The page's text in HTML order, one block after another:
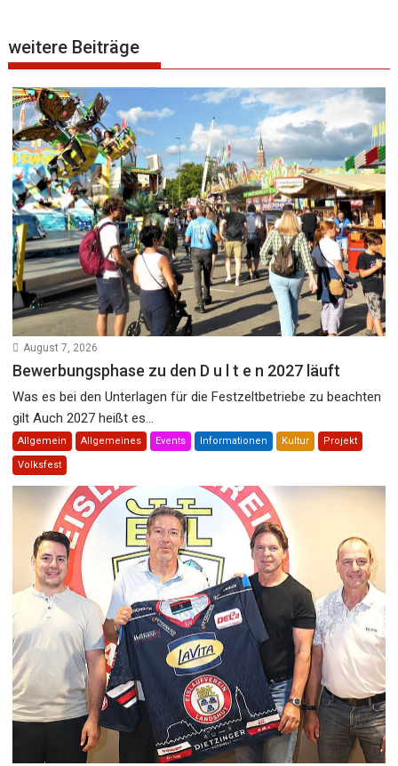
weitere Beiträge
August 7, 2026
Bewerbungsphase zu den D u l t e n 2027 läuft
Was es bei den Unterlagen für die Festzeltbetriebe zu beachten
gilt Auch 2027 heißt es...
Allgemein Allgemeines Events Informationen Kultur Projekt
Volksfest